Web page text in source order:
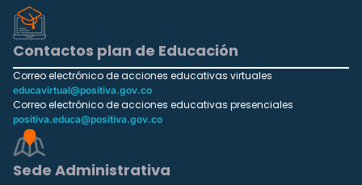
Contactos plan de Educación
Correo electrónico de acciones educativas virtuales
educavirtual@positiva.gov.co
Correo electrónico de acciones educativas presenciales
positiva.educa@positiva.gov.co
Sede Administrativa